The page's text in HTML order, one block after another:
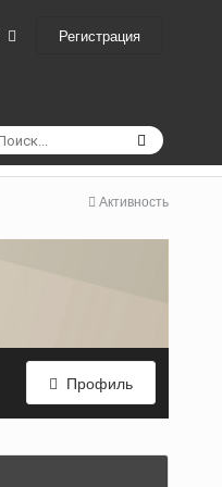
Регистрация
Активность
Профиль